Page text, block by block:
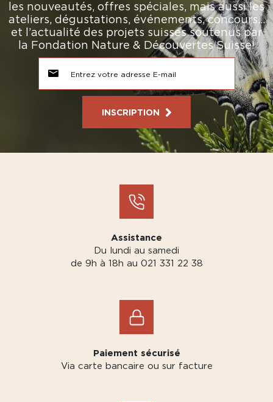
les nouveautés, offres spéciales, mais aussi les
ateliers, dégustations, événements, concours…
et l’actualité des projets suisses soutenus par
la Fondation Nature & Découvertes Suisse!
INSCRIPTION
Assistance
Du lundi au samedi
de 9h à 18h au 021 331 22 38
Paiement sécurisé
Via carte bancaire ou sur facture